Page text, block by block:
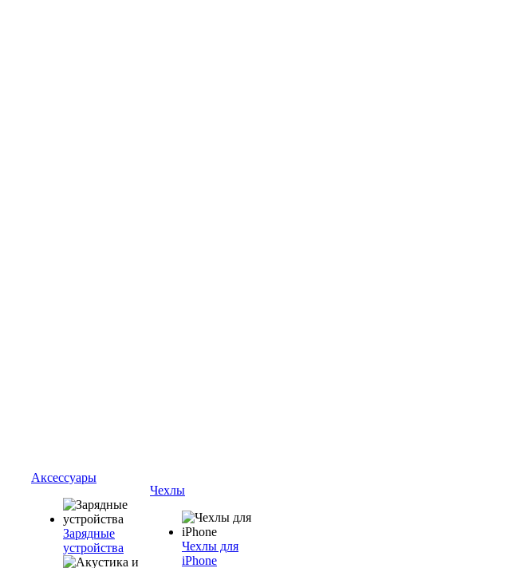
Аксессуары
Зарядные
устройства
Чехлы
Чехлы для
iPhone